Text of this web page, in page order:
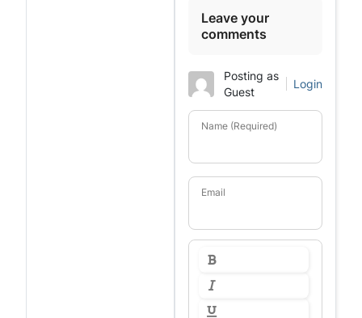
Leave your
comments
Posting as
Guest
Login
Name (Required)
Email